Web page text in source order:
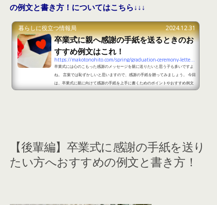
の例文と書き方！についてはこちら↓↓↓
暮らしに役立つ情報局 2024.12.31
卒業式に親へ感謝の手紙を送るときのお
すすめ例文はこれ！
https://makotonohito.com/spring/graduation-ceremony-letter-2
卒業式には心のこもった感謝のメッセージを親に送りたいと思う子も多いですよ
ね。 言葉では恥ずかしいと思いますので、感謝の手紙を贈ってみましょう。 今回
は、卒業式に親に向けて感謝の手紙を上手に書くためのポイントやおすすめ例文
をご紹介します。 親へ感謝の手紙を書く時のポイントとは？ 書き方1.感謝の言
【後輩編】卒業式に感謝の手紙を送り
たい方へおすすめの例文と書き方！